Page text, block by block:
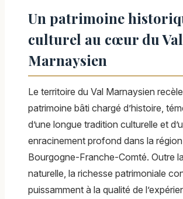
Un patrimoine
culturel au cœur du Val
Marnaysien
Le territoire du Val Marnaysien
patrimoine bâti chargé d’histoire,
d’une longue tradition culturelle et
enracinement profond dans la
Bourgogne-Franche-Comté. Outre
naturelle, la richesse patrimoniale
puissamment à la qualité de